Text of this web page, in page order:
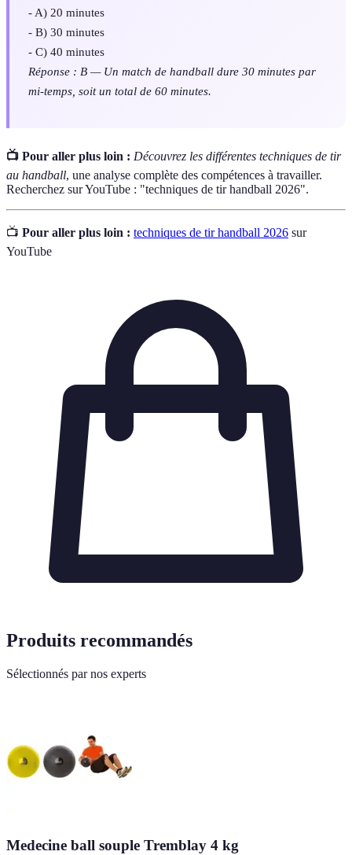
- A) 20 minutes
- B) 30 minutes
- C) 40 minutes
Réponse : B — Un match de handball dure 30 minutes par
mi-temps, soit un total de 60 minutes.
📺 Pour aller plus loin : Découvrez les différentes techniques de tir
au handball, une analyse complète des compétences à travailler.
Recherchez sur YouTube : "techniques de tir handball 2026".
📺 Pour aller plus loin : techniques de tir handball 2026 sur
YouTube
Produits recommandés
Sélectionnés par nos experts
Medecine ball souple Tremblay 4 kg